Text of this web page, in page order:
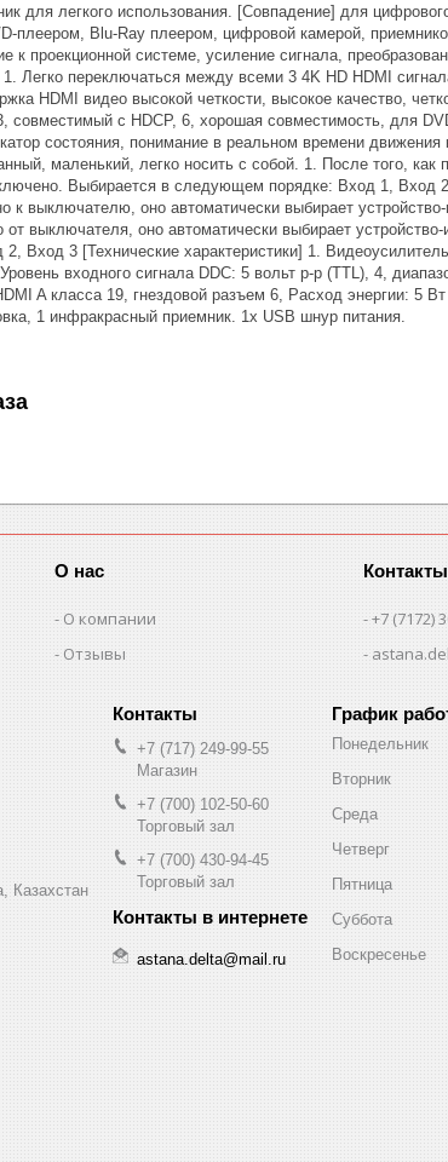
для легкого использования. [Совпадение] для
плеером, Blu-Ray плеером, цифровой камерой,
к проекционной системе, усиление сигнала,
1. Легко переключаться между всеми 3 4K HD HDMI
HDMI видео высокой четкости, высокое качество,
совместимый с HDCP, 6, хорошая совместимость, для
состояния, понимание в реальном времени
маленький, легко носить с собой. 1. После того,
Выбирается в следующем порядке: Вход 1, Вход
к выключателю, оно автоматически выбирает
от выключателя, оно автоматически выбирает
Вход 3 [Технические характеристики] 1.
входного сигнала DDC: 5 вольт p-p (TTL), 4,
A класса 19, гнездовой разъем 6, Расход энергии: 5
1 инфракрасный приемник. 1x USB шнур питания.
О нас
О компании
Отзывы
Контакты
+7 (7172)
Казахстан
+7 (717) 249-99-55
Магазин
+7 (700) 102-50-60
Торговый зал
+7 (700) 430-94-45
Торговый зал
astana.delta@mail.ru
График
Понедельник
Вторник
Среда
Четверг
Пятница
Суббота
Воскресенье